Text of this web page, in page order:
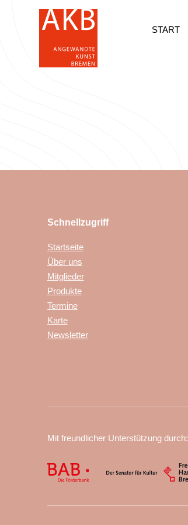
START
Schnellzugriff
Startseite
Über uns
Mitglieder
Produkte
Termine
Karte
Newsletter
Mit freundlicher Unterstützung durch: